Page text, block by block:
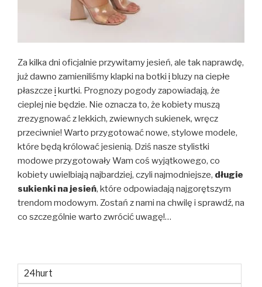
Za kilka dni oficjalnie przywitamy jesień, ale tak naprawdę,
już dawno zamieniliśmy klapki na botki i bluzy na ciepłe
płaszcze i kurtki. Prognozy pogody zapowiadają, że
cieplej nie będzie. Nie oznacza to, że kobiety muszą
zrezygnować z lekkich, zwiewnych sukienek, wręcz
przeciwnie! Warto przygotować nowe, stylowe modele,
które będą królować jesienią. Dziś nasze stylistki
modowe przygotowały Wam coś wyjątkowego, co
kobiety uwielbiają najbardziej, czyli najmodniejsze, długie
sukienki na jesień, które odpowiadają najgorętszym
trendom modowym. Zostań z nami na chwilę i sprawdź, na
co szczególnie warto zwrócić uwagę!…
24hurt